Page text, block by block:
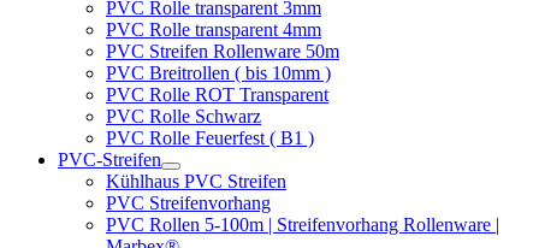
PVC Rolle transparent 3mm
PVC Rolle transparent 4mm
PVC Streifen Rollenware 50m
PVC Breitrollen ( bis 10mm )
PVC Rolle ROT Transparent
PVC Rolle Schwarz
PVC Rolle Feuerfest ( B1 )
PVC-Streifen
Kühlhaus PVC Streifen
PVC Streifenvorhang
PVC Rollen 5-100m | Streifenvorhang Rollenware |